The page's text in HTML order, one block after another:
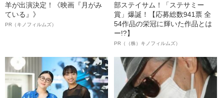
羊が出演決定！《映画『月がみ
ている』》
PR（キノフィルムズ）
部ステイサム！「ステサミー
賞」爆誕！【応募総数941票 全
54作品の栄冠に輝いた作品とは
ー!?】
PR（（株）キノフィルムズ）